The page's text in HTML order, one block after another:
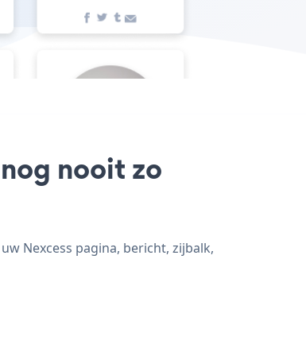
nooit zo
Nexcess pagina, bericht, zijbalk,